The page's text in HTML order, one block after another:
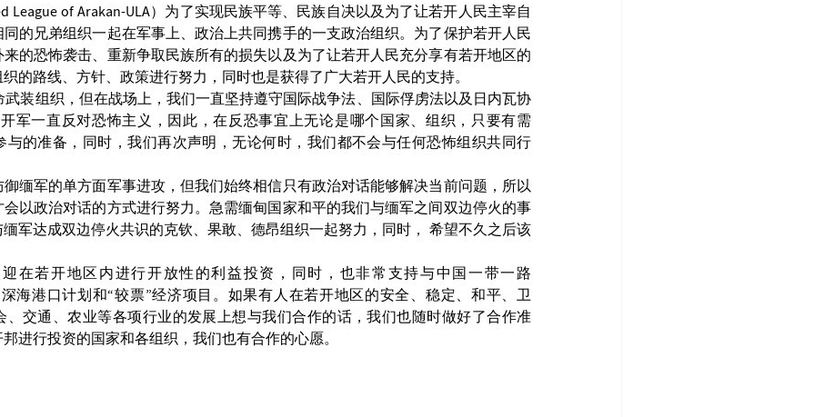
的兄弟组织一起在军事上、政治上共同携手的一支政治组织。为了保护若开人民
的恐怖袭击、重新争取民族所有的损失以及为了让若开人民充分享有若开地区的
的路线、方针、政策进行努力，同时也是获得了广大若开人民的支持。
武装组织，但在战场上，我们一直坚持遵守国际战争法、国际俘虏法以及日内瓦协
军一直反对恐怖主义，因此，在反恐事宜上无论是哪个国家、组织，只要有需
与的准备，同时，我们再次声明，无论何时，我们都不会与任何恐怖组织共同行
缅军的单方面军事进攻，但我们始终相信只有政治对话能够解决当前问题，所以
以政治对话的方式进行努力。急需缅甸国家和平的我们与缅军之间双边停火的事
军达成双边停火共识的克钦、果敢、德昂组织一起努力，同时， 希望不久之后该
在若开地区内进行开放性的利益投资，同时，也非常支持与中国一带一路
深海港口计划和“较票”经济项目。如果有人在若开地区的安全、稳定、和平、卫
、交通、农业等各项行业的发展上想与我们合作的话，我们也随时做好了合作准
进行投资的国家和各组织，我们也有合作的心愿。